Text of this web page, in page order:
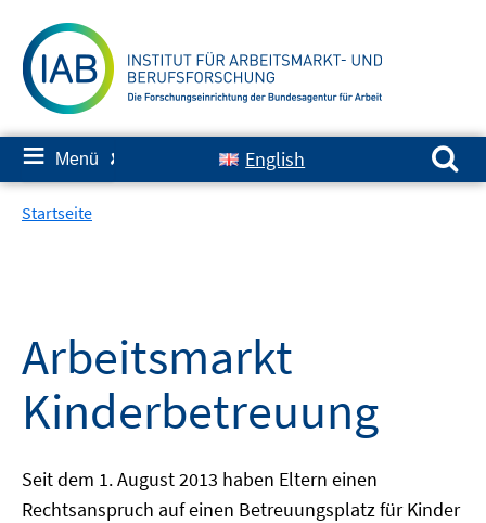
zum
Inhalt
≡ Menü ✘ English
Suchen nach:
Startseite
Arbeitsmarkt
Kinderbetreuung
Seit dem 1. August 2013 haben Eltern einen
Rechtsanspruch auf einen Betreuungsplatz für Kinder